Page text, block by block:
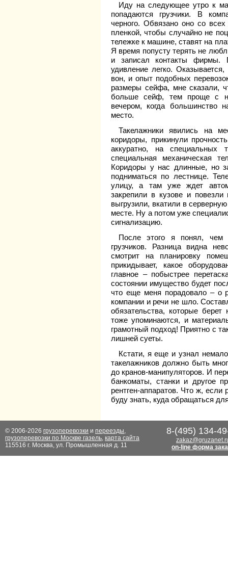
Иду на следующее утро к
попадаются грузчики. В
черного. Обвязано оно со
пленкой, чтобы случайно не
тележке к машине, ставят на
Я время попусту терять не
и записал контакты фирмы.
удивление легко.
вон, и опыт подобных
размеры сейфа, мне сказали,
больше сейф, тем проще с
вечером, когда большинство
место.
Такелажники явились на
коридоры, прикинули
аккуратно, на
специальная механическая
Коридоры у нас длинные, но
подниматься по лестнице.
улицу, а там уже ждет
закрепили в кузове и
выгрузили, вкатили в
месте. Ну а потом уже
сигнализацию.
После этого я понял, чем
грузчиков. Разница видна
смотрит на планировку
прикидывает, какое
главное – побыстрее
состоянии имущество будет
что еще меня порадовало – о
компании и речи не шло.
обязательства, которые
тоже упоминаются, и
грамотный подход! Приятно с
лишней суеты.
Кстати, я еще и узнал
такелажников должно быть
до кранов-манипуляторов. И
банкоматы, станки и другое
рентген-аппаратов. Что ж,
буду знать, куда обращаться
© 2006-2026 грузоперевозки и переезды,
грузоперевозки по Москве газель, карта сайта
115516 г. Москва, ул. Промышленная д. 11
8-(495) 134-
on-line форма